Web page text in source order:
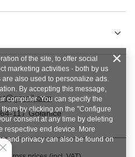
64-117Gołanice
of the site, to offer social
marketing activities - both by us
also used to personalize ads.
By accepting this message,
computer. You can specify the
by clicking on the "Configure
consent at any time by deleting
respective end device. More
and privacy can also be found on